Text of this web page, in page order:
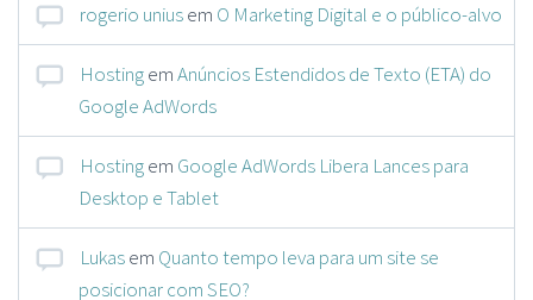
rogerio uniusem O Marketing Digital e o público-alvo
HostingemAnúncios Estendidos de Texto (ETA) do
Google AdWords
Hostingem Google AdWords Libera Lances para
Desktop e Tablet
Lukasem Quanto tempo leva para um site se
posicionar com SEO?